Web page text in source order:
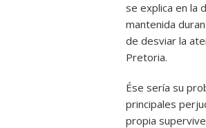
se explica en la
mantenida
de desviar la
Pretoria.
Ése sería su
principales
propia